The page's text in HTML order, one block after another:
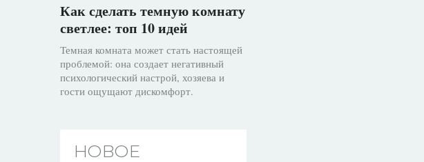
Как сделать темную комнату
светлее: топ 10 идей
Темная комната может стать настоящей
проблемой: она создает негативный
психологический настрой, хозяева и
гости ощущают дискомфорт.
НОВОЕ